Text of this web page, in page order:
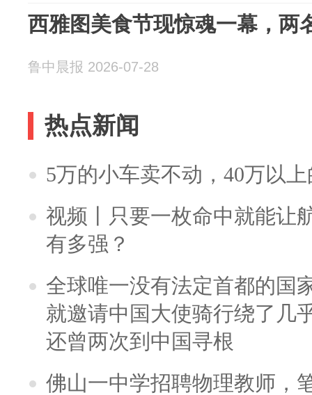
西雅图美食节现惊魂一幕，两
鲁中晨报 2026-07-28
热点新闻
5万的小车卖不动，40万以
视频丨只要一枚命中就能让
有多强？
全球唯一没有法定首都的国
就邀请中国大使骑行绕了几
还曾两次到中国寻根
佛山一中学招聘物理教师，